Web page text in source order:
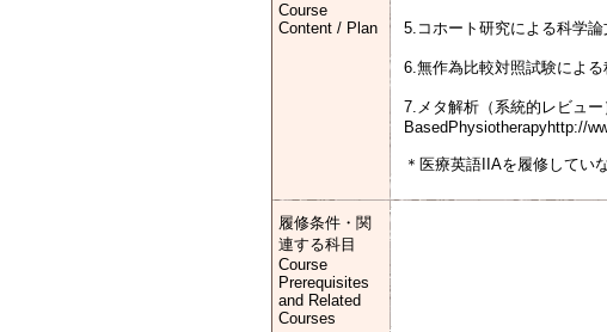
Course
Content / Plan
5.コホート研究による科学論
6.無作為比較対照試験による
7.メタ解析（系統的レビュ
BasedPhysiotherapyhttp://
＊医療英語IIAを履修してい
履修条件・関
連する科目
Course
Prerequisites
and Related
Courses